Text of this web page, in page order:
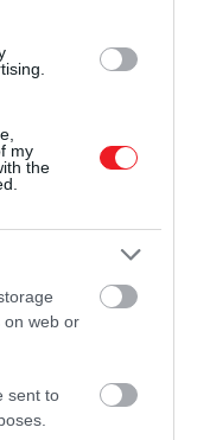
my
the
on web or
sent to
nem
amit
egy rák elleni
aktivitást
idézni
T-sejteket,
őket.